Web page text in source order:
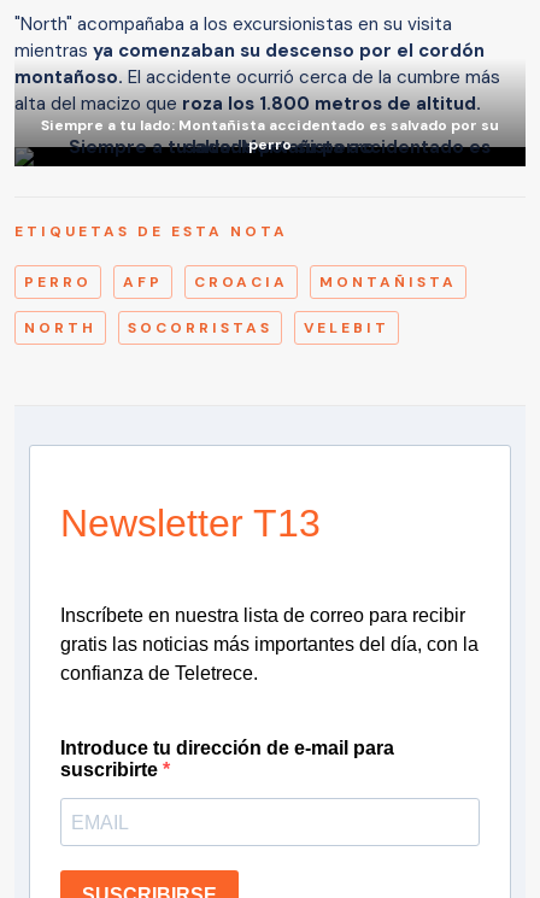
"North" acompañaba a los excursionistas en su visita
mientras ya comenzaban su descenso por el cordón
montañoso. El accidente ocurrió cerca de la cumbre más
alta del macizo que roza los 1.800 metros de altitud.
Siempre a tu lado: Montañista accidentado es salvado por su
perro
ETIQUETAS DE ESTA NOTA
PERRO AFP CROACIA MONTAÑISTA
NORTH SOCORRISTAS VELEBIT
Newsletter T13
Inscríbete en nuestra lista de correo para recibir
gratis las noticias más importantes del día, con la
confianza de Teletrece.
Introduce tu dirección de e-mail para
suscribirte